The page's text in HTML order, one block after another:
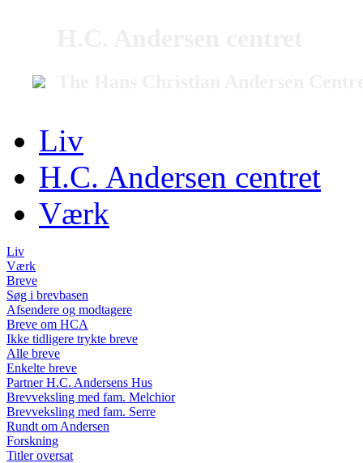
Liv
H.C. Andersen centret
Værk
Liv
Værk
Breve
Søg i brevbasen
Afsendere og modtagere
Breve om HCA
Ikke tidligere trykte breve
Alle breve
Enkelte breve
Partner H.C. Andersens Hus
Brevveksling med fam. Melchior
Brevveksling med fam. Serre
Rundt om Andersen
Forskning
Titler oversat